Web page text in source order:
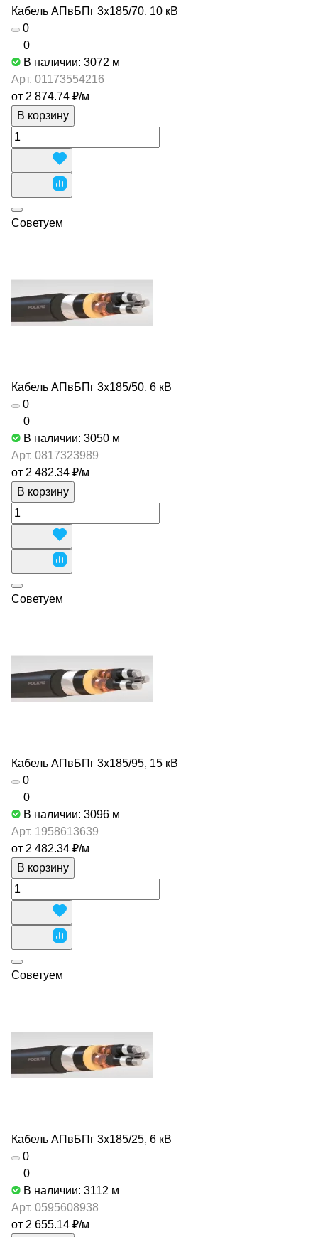
Кабель АПвБПг 3х185/70, 10 кВ
0
0
В наличии: 3072 м
Арт. 01173554216
от 2 874.74 ₽/м
В корзину
Советуем
Кабель АПвБПг 3х185/50, 6 кВ
0
0
В наличии: 3050 м
Арт. 0817323989
от 2 482.34 ₽/м
В корзину
Советуем
Кабель АПвБПг 3х185/95, 15 кВ
0
0
В наличии: 3096 м
Арт. 1958613639
от 2 482.34 ₽/м
В корзину
Советуем
Кабель АПвБПг 3х185/25, 6 кВ
0
0
В наличии: 3112 м
Арт. 0595608938
от 2 655.14 ₽/м